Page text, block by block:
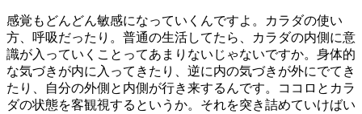
感覚もどんどん敏感になっていくんですよ。カラダの使い
方、呼吸だったり。普通の生活してたら、カラダの内側に意
識が入っていくことってあまりないじゃないですか。身体的
な気づきが内に入ってきたり、逆に内の気づきが外にでてき
たり、自分の外側と内側が行き来するんです。ココロとカラ
ダの状態を客観視するというか。それを突き詰めていけばい